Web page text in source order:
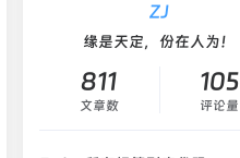
ZJ
缘是天定，份在人为！
811
文章数
105
评论量